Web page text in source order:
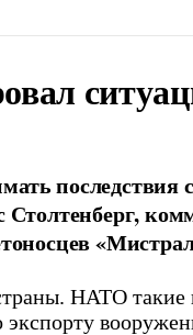
последствия
НАТО такие
экспорту